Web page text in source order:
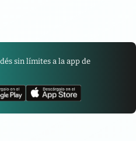
sin límites a la app de